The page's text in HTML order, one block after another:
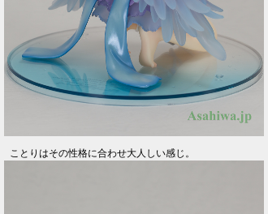
ことりはその性格に合わせ大人しい感じ。